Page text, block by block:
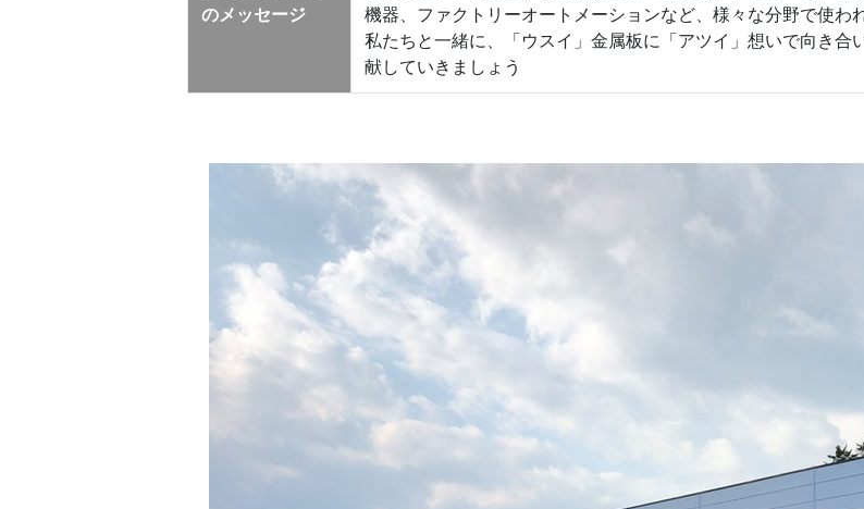
のメッセージ
機器、ファクトリーオートメーションなど、様々な分野で使わ
私たちと一緒に、「ウスイ」金属板に「アツイ」想いで向き
献していきましょう